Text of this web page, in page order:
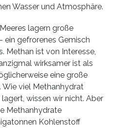
Wasser und Atmosphäre.
lagern große
ein gefrorenes Gemisch
Methan ist von Interesse,
wirksamer ist als
eine große
Wie viel Methanhydrat
wissen wir nicht. Aber
Methanhydrate
Kohlenstoff